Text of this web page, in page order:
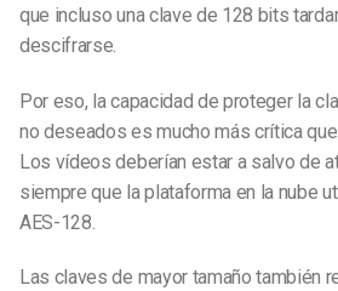
que incluso una clave de 128 bits
descifrarse.
Por eso, la capacidad de proteger la
no deseados es mucho más crítica
Los vídeos deberían estar a salvo de
siempre que la plataforma en la nube
AES-128.
Las claves de mayor tamaño también